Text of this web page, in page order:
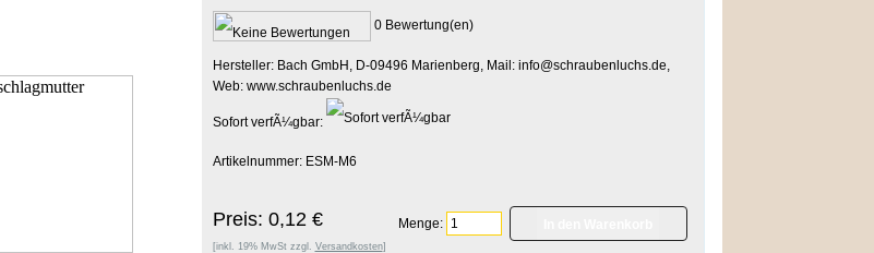
0 Bewertung(en)
Hersteller: Bach GmbH, D-09496 Marienberg, Mail: info@schraubenluchs.de,
Web: www.schraubenluchs.de
Sofort verfÃ¼gbar:
Artikelnummer: ESM-M6
Preis: 0,12 €
[inkl. 19% MwSt zzgl. Versandkosten]
Menge: